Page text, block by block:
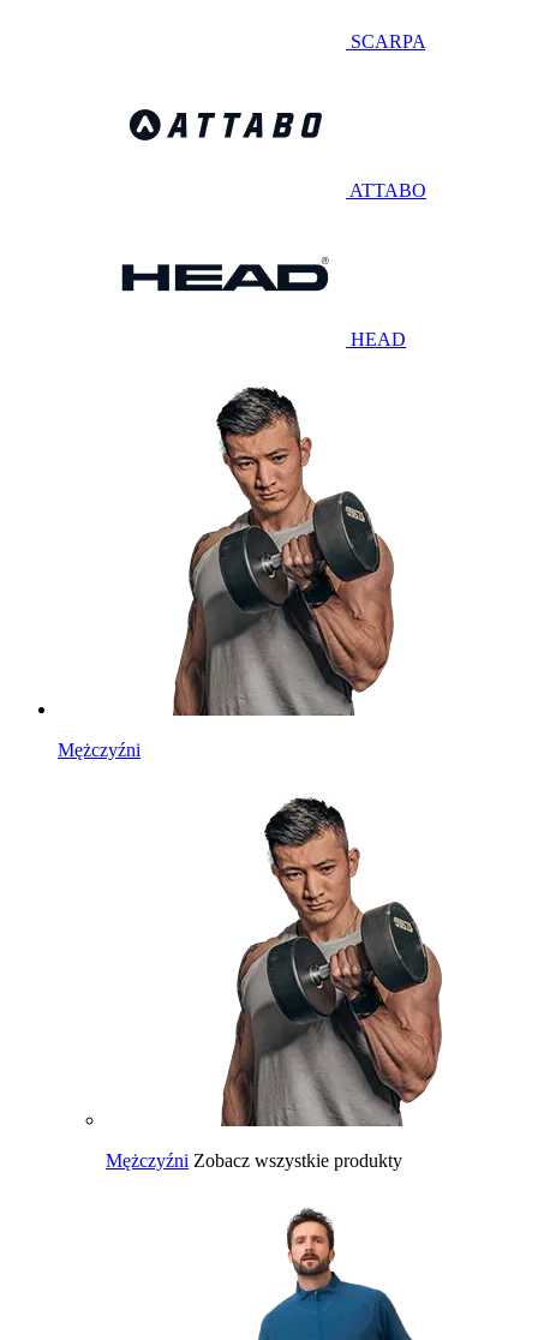
SCARPA
ATTABO
HEAD
Mężczyźni
Mężczyźni Zobacz wszystkie produkty